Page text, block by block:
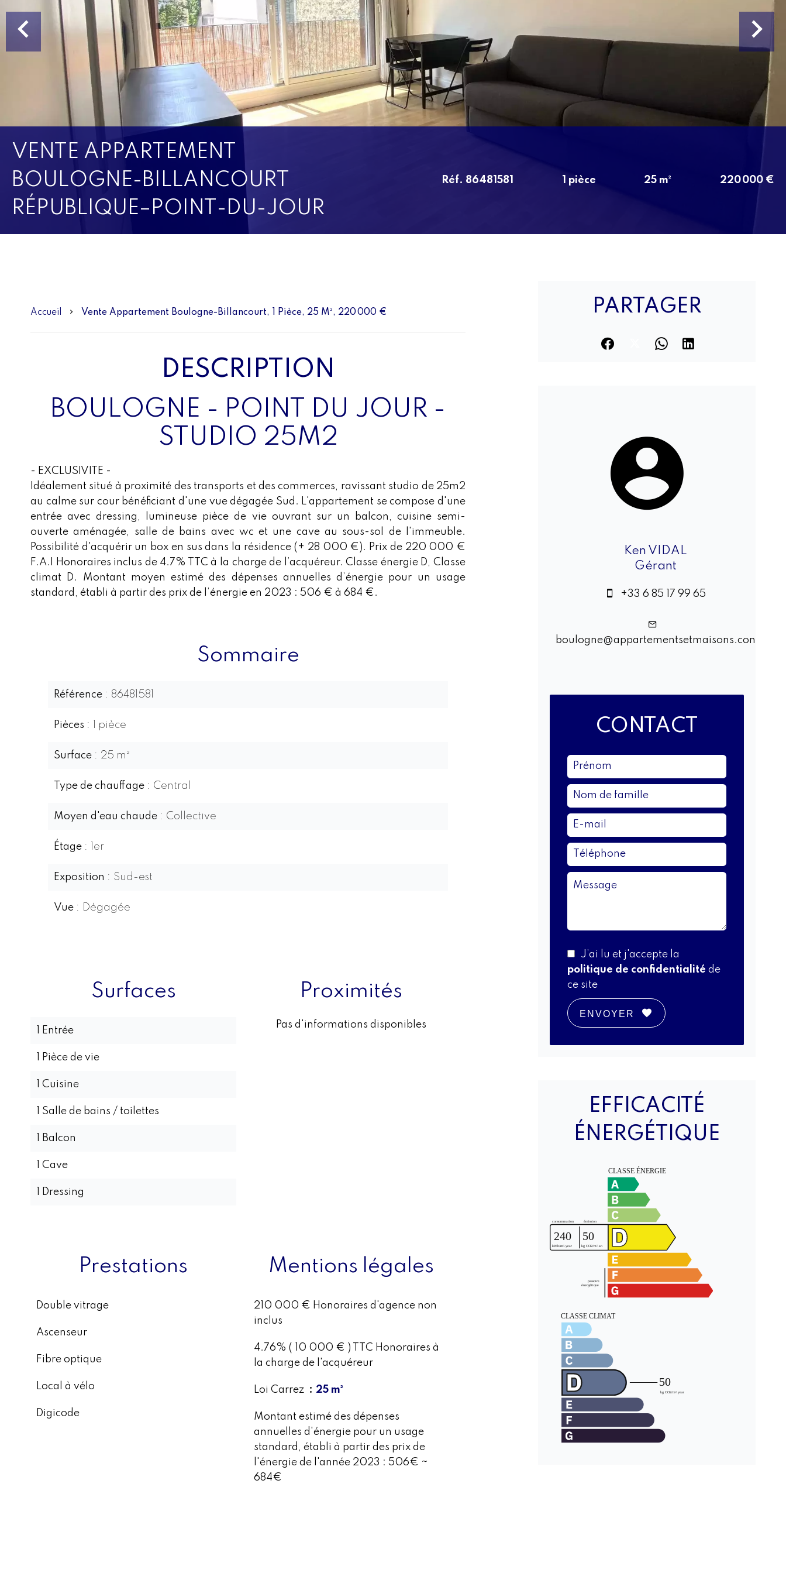
VENTE APPARTEMENT
BOULOGNE-BILLANCOURT
RÉPUBLIQUE–POINT-DU-JOUR
Réf. 86481581 1 pièce 25 m² 220 000 €
Accueil Vente Appartement Boulogne-Billancourt, 1 Pièce, 25 M², 220 000 €
DESCRIPTION
BOULOGNE - POINT DU JOUR -
STUDIO 25M2
- EXCLUSIVITE -
Idéalement situé à proximité des transports et des commerces, ravissant studio de 25m2
au calme sur cour bénéficiant d'une vue dégagée Sud. L'appartement se compose d'une
entrée avec dressing, lumineuse pièce de vie ouvrant sur un balcon, cuisine semi-
ouverte aménagée, salle de bains avec wc et une cave au sous-sol de l'immeuble.
Possibilité d'acquérir un box en sus dans la résidence (+ 28 000 €). Prix de 220 000 €
F.A.I Honoraires inclus de 4.7% TTC à la charge de l’acquéreur. Classe énergie D, Classe
climat D. Montant moyen estimé des dépenses annuelles d’énergie pour un usage
standard, établi à partir des prix de l’énergie en 2023 : 506 € à 684 €.
Sommaire
Référence 86481581
Pièces 1 pièce
Surface 25 m²
Type de chauffage Central
Moyen d'eau chaude Collective
Étage 1er
Exposition Sud-est
Vue Dégagée
Surfaces
1 Entrée
1 Pièce de vie
1 Cuisine
1 Salle de bains / toilettes
1 Balcon
1 Cave
1 Dressing
Proximités
Pas d'informations disponibles
Prestations
Double vitrage
Ascenseur
Fibre optique
Local à vélo
Digicode
Mentions légales
210 000 € Honoraires d'agence non
inclus
4.76% ( 10 000 € ) TTC Honoraires à
la charge de l'acquéreur
Loi Carrez 25 m²
Montant estimé des dépenses
annuelles d'énergie pour un usage
standard, établi à partir des prix de
l'énergie de l'année 2023 : 506€ ~
684€
PARTAGER
Ken VIDAL
Gérant
+33 6 85 17 99 65
boulogne@appartementsetmaisons.con
CONTACT
J’ai lu et j'accepte la
politique de confidentialité de
ce site
ENVOYER
EFFICACITÉ
ÉNERGÉTIQUE